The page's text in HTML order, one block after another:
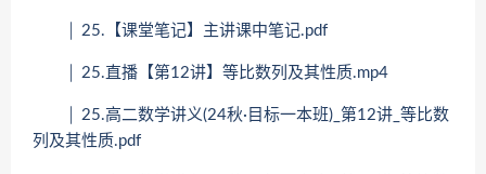
│ 25.【课堂笔记】主讲课中笔记.pdf
│ 25.直播【第12讲】等比数列及其性质.mp4
│ 25.高二数学讲义(24秋·目标一本班)_第12讲_等比数
列及其性质.pdf